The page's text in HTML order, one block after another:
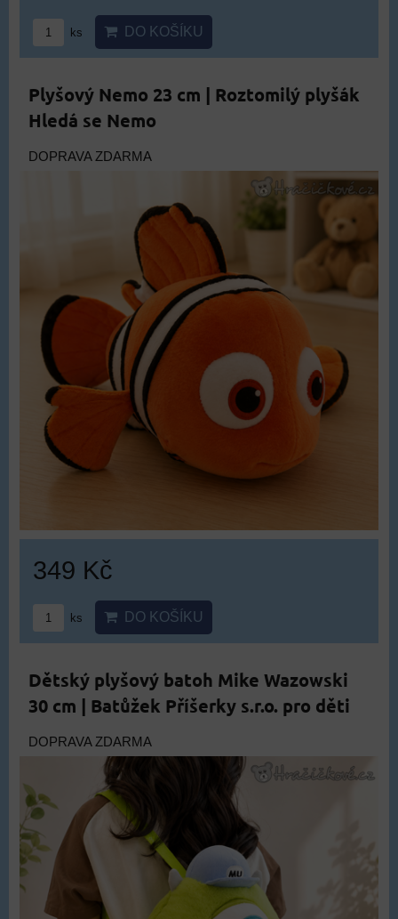
ks DO KOŠÍKU
Plyšový Nemo 23 cm | Roztomilý plyšák
Hledá se Nemo
DOPRAVA ZDARMA
349 Kč
ks DO KOŠÍKU
Dětský plyšový batoh Mike Wazowski
30 cm | Batůžek Příšerky s.r.o. pro děti
DOPRAVA ZDARMA